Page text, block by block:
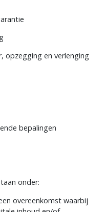
opzegging en verlenging
bepalingen
onder:
overeenkomst waarbij